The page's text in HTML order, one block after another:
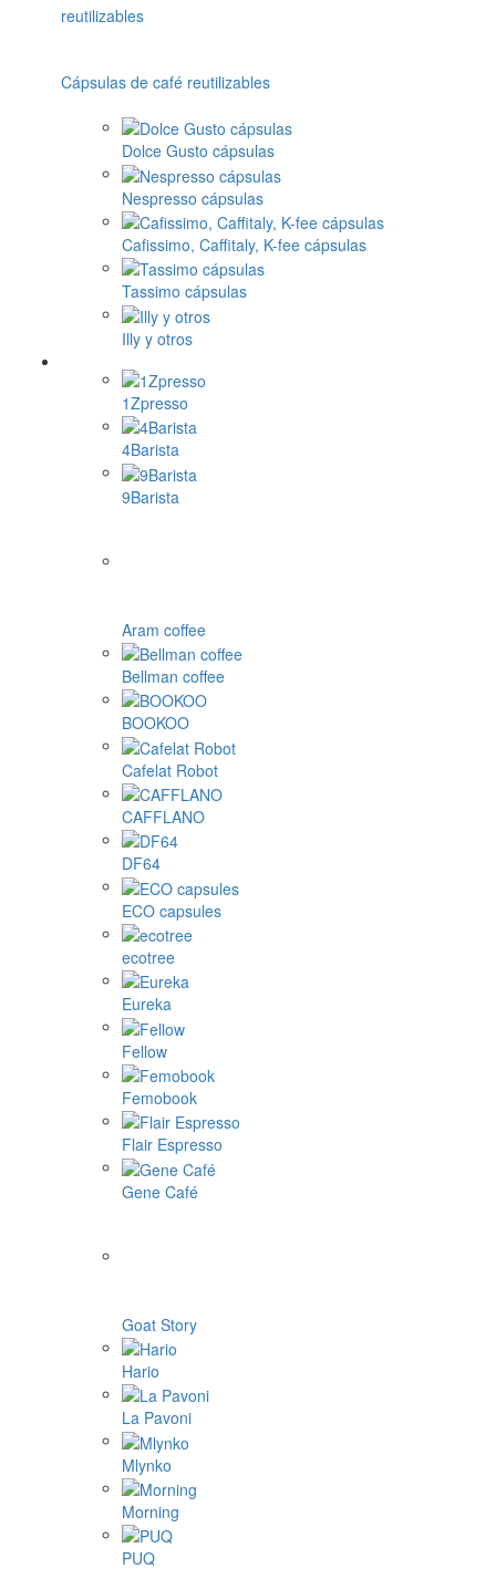
Cápsulas de café reutilizables
Dolce Gusto cápsulas
Nespresso cápsulas
Cafissimo, Caffitaly, K-fee cápsulas
Tassimo cápsulas
Illy y otros
1Zpresso
4Barista
9Barista
Aram coffee
CAFFLANO
DF64
ECO capsules
ecotree
Eureka